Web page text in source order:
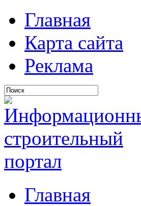
Главная
Карта сайта
Реклама
Главная